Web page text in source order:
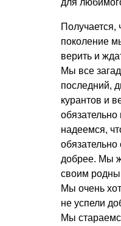
Получается,
поколение
верить и
Мы все
последний,
курантов и
обязательно
надеемся,
добрее. Мы
своим
Мы очень
не успели
Мы